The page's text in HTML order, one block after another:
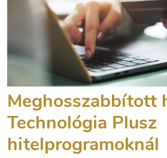
Meghosszabbított
Technológia Plusz
hitelprogramoknál